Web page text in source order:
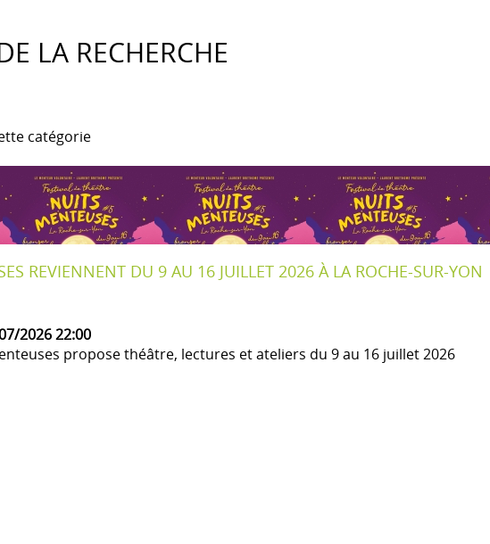
LA RECHERCHE
catégorie
REVIENNENT DU 9 AU 16 JUILLET 2026 À LA ROCHE-SUR-YON
202622:00
propose théâtre, lectures et ateliers du 9 au 16 juillet 2026